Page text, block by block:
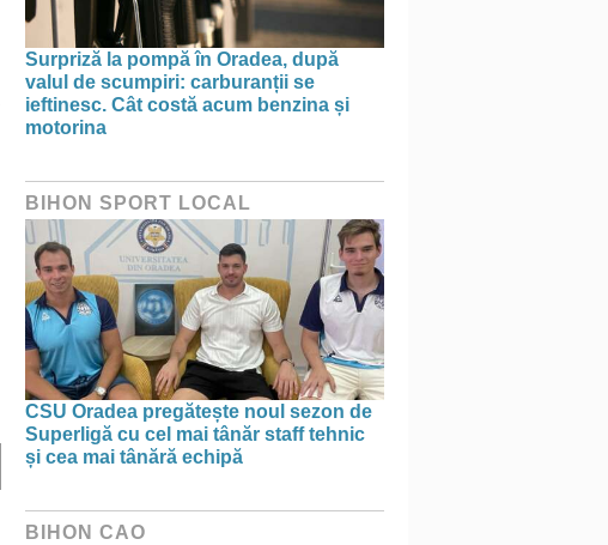
Surpriză la pompă în Oradea, după
valul de scumpiri: carburanții se
ieftinesc. Cât costă acum benzina și
motorina
BIHON SPORT LOCAL
CSU Oradea pregătește noul sezon de
Superligă cu cel mai tânăr staff tehnic
și cea mai tânără echipă
BIHON CAO